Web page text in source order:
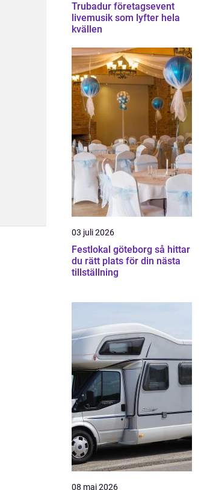
Trubadur företagsevent
livemusik som lyfter hela
kvällen
03 juli 2026
Festlokal göteborg så hittar
du rätt plats för din nästa
tillställning
08 maj 2026